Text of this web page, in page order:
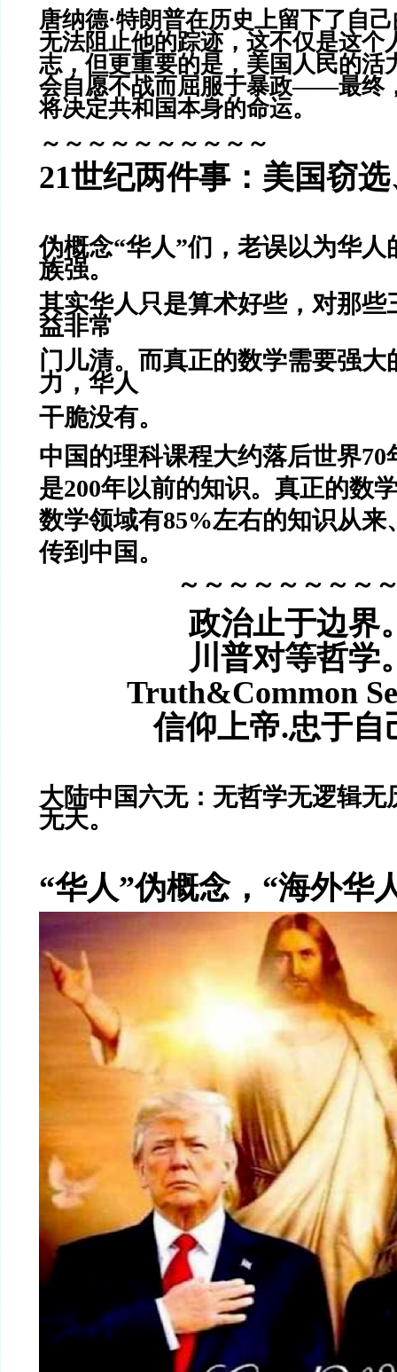
唐纳德·特朗普在历史上留下了自
无法阻止他的踪迹，这不仅是这个
志，但更重要的是，美国人民的活
会自愿不战而屈服于暴政——最终
将决定共和国本身的命运。
～～～～～～～～～～
21世纪两件事：美国窃
伪概念“华人”们，老误以为华人
族强。
其实华人只是算术好些，对那些
益非常
门儿清。而真正的数学需要强大
力，华人
干脆没有。
中国的理科课程大约落后世界70
是200年以前的知识。 真正的数
数学领域有85%左右的知识从来
传到中国。
～～～～～～～～
政治止于边界
川普对等哲学
Truth&Common
信仰上帝.忠于自
大陆中国六无：无哲学无逻辑无
无天。
“华人”伪概念，“海外华